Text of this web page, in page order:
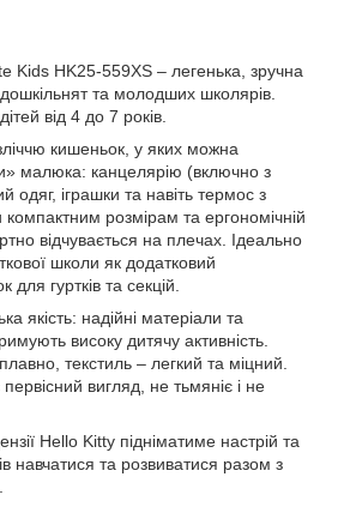
Kids HK25-559XS – легенька, зручна
та молодших школярів.
від 4 до 7 років.
кишеньок, у яких можна
малюка: канцелярію (включно з
іграшки та навіть термос з
розмірам та ергономічній
відчувається на плечах. Ідеально
школи як додатковий
гуртків та секцій.
якість: надійні матеріали та
високу дитячу активність.
текстиль – легкий та міцний.
вигляд, не тьмяніє і не
Hello Kitty підніматиме настрій та
навчатися та розвиватися разом з